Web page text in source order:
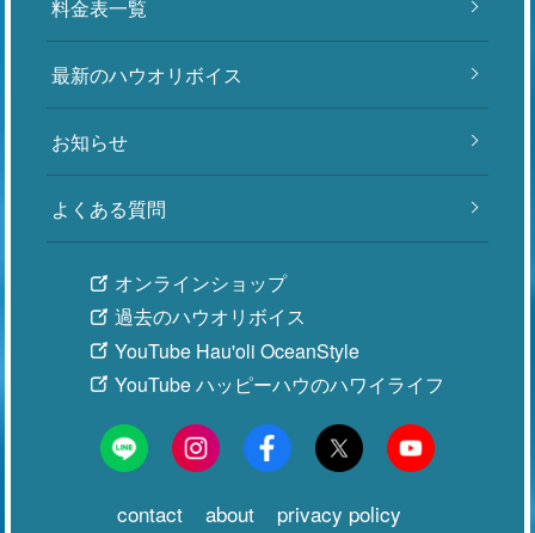
料金表一覧
最新のハウオリボイス
お知らせ
よくある質問
オンラインショップ
過去のハウオリボイス
YouTube Hau'oli OceanStyle
YouTube ハッピーハウのハワイライフ
contact about privacy policy